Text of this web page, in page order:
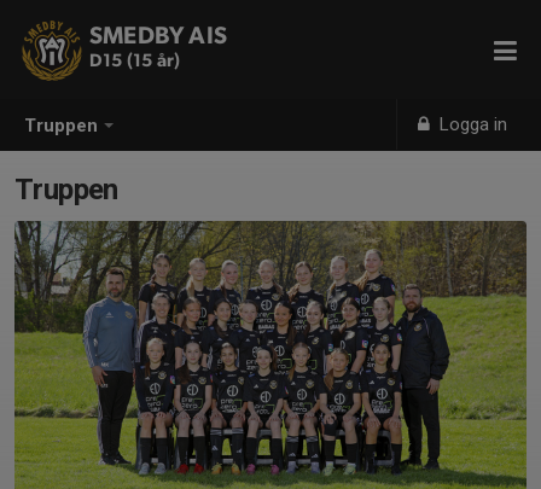
Truppen Logga in
SMEDBY AIS
D15 (15 år)
Truppen